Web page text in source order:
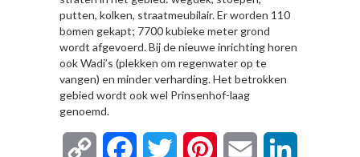
putten, kolken, straatmeubilair. Er worden 110
bomen gekapt; 7700 kubieke meter grond
wordt afgevoerd. Bij de nieuwe inrichting horen
ook Wadi’s (plekken om regenwater op te
vangen) en minder verharding. Het betrokken
gebied wordt ook wel Prinsenhof-laag
genoemd.
Copy FacebookTwitter Pinterest Email